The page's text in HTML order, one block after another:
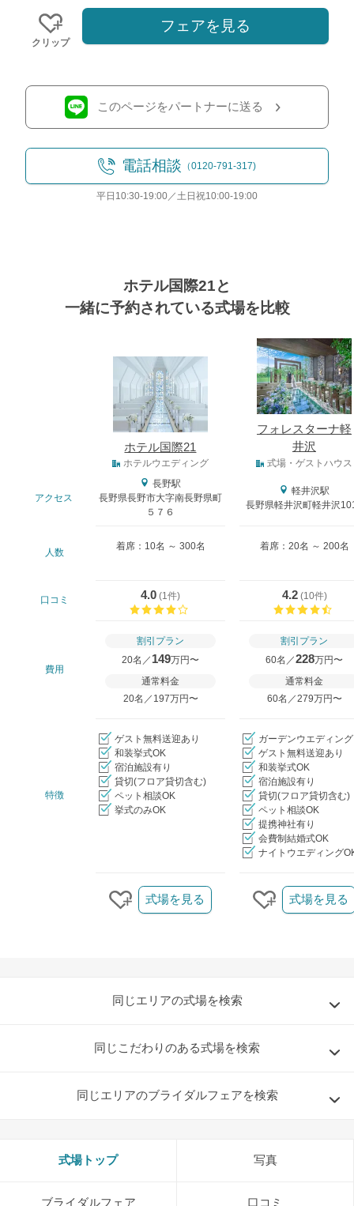
おトクな特典つきフェア
クリップ
フェアを見る
このページをパートナーに送る
電話相談 （0120-791-317)
平日10:30-19:00／土日祝10:00-19:00
ホテル国際21と
一緒に予約されている式場を比較
ホテル国際21
フォレスターナ軽
井沢
ホテルウエディング 式場・ゲストハウス
アクセス
長野駅
長野県長野市大字南長野県町
５７６
軽井沢駅
長野県軽井沢町軽井沢
人数
着席：10名 ～ 300名 着席：20名 ～ 200名
口コミ 4.0 (1件)
4.2(10件)
費用
割引プラン
20名／ 149万円〜
通常料金
20名／197万円〜
割引プラン
60名／228万円〜
通常料金
60名／279万円〜
特徴
ゲスト無料送迎あり
和装挙式OK
宿泊施設有り
貸切(フロア貸切含む)
ペット相談OK
挙式のみOK
ガーデンウエディング
ゲスト無料送迎あり
和装挙式OK
宿泊施設有り
貸切(フロア貸切含む)
ペット相談OK
提携神社有り
会費制結婚式OK
ナイトウエディング
クリップする
式場を見る
クリップする
式場を見る
同じエリアの式場を検索
同じこだわりのある式場を検索
同じエリアのブライダルフェアを検索
式場トップ 写真
ブライダルフェア 口コミ